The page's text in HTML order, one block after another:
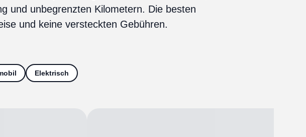
und unbegrenzten Kilometern. Die besten
und keine versteckten Gebühren.
Elektrisch